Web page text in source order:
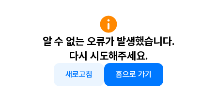
알 수 없는 오류가 발생했습니다.
다시 시도해주세요.
새로고침 홈으로 가기